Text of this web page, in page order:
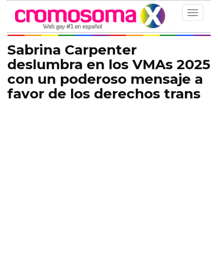
Toggle
Sabrina Carpenter
deslumbra en los VMAs 2025
con un poderoso mensaje a
favor de los derechos trans